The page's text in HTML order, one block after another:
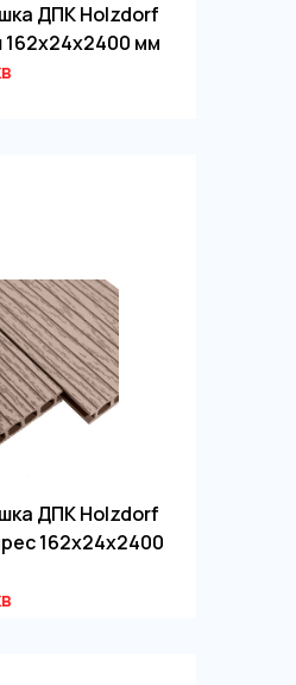
ДПК Holzdorf
мм
ДПК Holzdorf
162х24х2400